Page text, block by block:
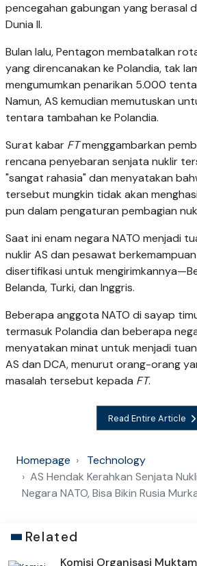
pencegahan gabungan yang berasal
Dunia II.
Bulan lalu, Pentagon membatalkan
yang direncanakan ke Polandia, tak
mengumumkan penarikan 5.000
Namun, AS kemudian memutuskan
tentara tambahan ke Polandia.
Surat kabar FTmenggambarkan
rencana penyebaran senjata nuklir
"sangat rahasia" dan menyatakan
tersebut mungkin tidak akan
pun dalam pengaturan pembagian
Saat ini enam negara NATO menjadi
nuklir AS dan pesawat
disertifikasi untuk
Belanda, Turki, dan Inggris.
Beberapa anggota NATO di sayap
termasuk Polandia dan beberapa
menyatakan minat untuk menjadi
AS dan DCA, menurut orang-orang
masalah tersebut kepada FT.
Read Entire Article
Homepage
Technology
AS Hendak Kerahkan Senjata
Negara NATO, Bisa Bikin Rusia
Related
Komisi Organisasi